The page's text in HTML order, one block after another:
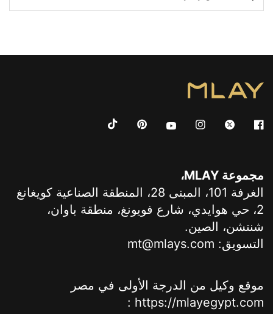
مجموعة MLAY،
الغرفة 101، المبنى 28، المنطقة الصناعية كويغانغ
2، حي هوايدي، شارع فويونغ، منطقة باوان،
شنتشن، الصين.
التسويق: mt@mlays.com
موقع وكيل من الدرجة الأولى في مصر
: https://mlayegypt.com